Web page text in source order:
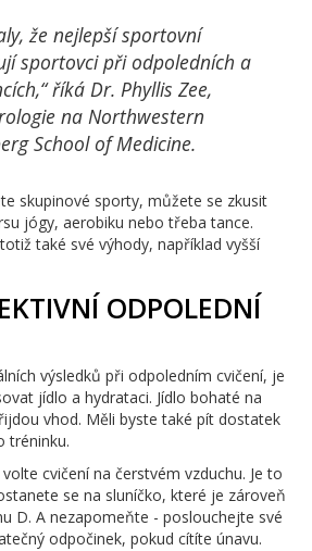
že nejlepší sportovní
sportovci při odpoledních a
říká Dr. Phyllis Zee,
na Northwestern
School of Medicine.
skupinové sporty, můžete se zkusit
jógy, aerobiku nebo třeba tance.
také své výhody, například vyšší
ODPOLEDNÍ
výsledků při odpoledním cvičení, je
jídlo a hydrataci. Jídlo bohaté na
vhod. Měli byste také pít dostatek
tréninku.
cvičení na čerstvém vzduchu. Je to
se na sluníčko, které je zároveň
D. A nezapomeňte - poslouchejte své
odpočinek, pokud cítíte únavu.